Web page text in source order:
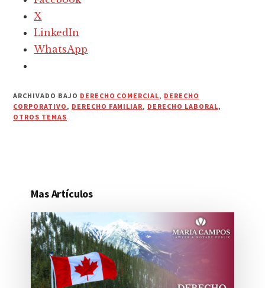
X
LinkedIn
WhatsApp
ARCHIVADO BAJO DERECHO COMERCIAL, DERECHO
CORPORATIVO , DERECHO FAMILIAR, DERECHO LABORAL,
OTROS TEMAS
Mas Artículos